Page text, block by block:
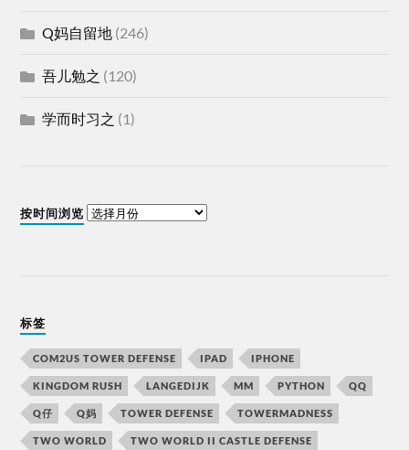
Q妈自留地 (246)
吾儿勉之 (120)
学而时习之 (1)
按时间浏览
标签
COM2US TOWER DEFENSE IPAD IPHONE
KINGDOM RUSH LANGEDIJK MM PYTHON QQ
Q仔 Q妈 TOWER DEFENSE TOWERMADNESS
TWO WORLD TWO WORLD II CASTLE DEFENSE